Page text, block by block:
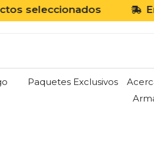
seleccionados
Paquetes Exclusivos